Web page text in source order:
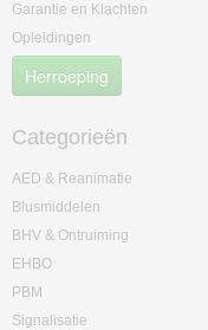
Garantie en Klachten
Opleidingen
Herroeping
Categorieën
AED & Reanimatie
Blusmiddelen
BHV & Ontruiming
EHBO
PBM
Signalisatie